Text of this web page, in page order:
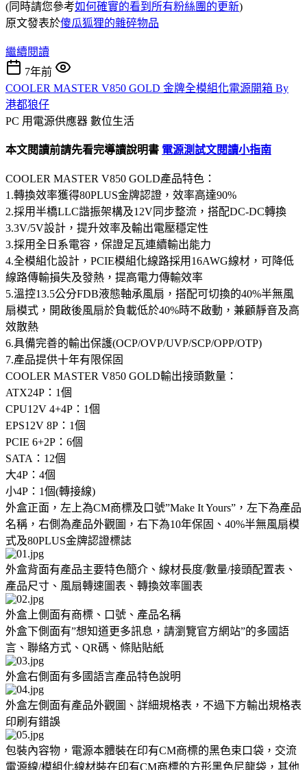
(同時請您參考如何確實的看到所有粉絲團的更新)
原文發表於傻瓜狐狸的雜碎物品
繼續閱讀
7年前
COOLER MASTER V850 GOLD 金牌全模組化電源開箱 By
港都狼仔
PC 用電源供應器 數位生活
本文閱讀前請先看完導讀說明書 電源測試文閱讀小指南
COOLER MASTER V850 GOLD產品特色：
1.轉換效率獲得80PLUS金牌認證，效率高達90%
2.採用半橋LLC諧振架構及12V同步整流，搭配DC-DC轉換
3.3V/5V設計，提升效率及輸出電壓穩定性
3.採用全日系電容，保證足瓦連續輸出能力
4.全模組化設計，PCIE模組化線路採用16AWG線材，可降低
線路傳輸損失及發熱，提高電力傳輸效率
5.溫控13.5公分FDB液態軸承風扇，搭配可切換的40%半無風
扇模式，開啟後風扇於負載低於40%時不啟動，兼顧靜音及高
效散熱
6.具備完善的輸出保護(OCP/OVP/UVP/SCP/OPP/OTP)
7.產品提供十年有限保固
COOLER MASTER V850 GOLD輸出接頭數量：
ATX24P：1個
CPU12V 4+4P：1個
EPS12V 8P：1個
PCIE 6+2P：6個
SATA：12個
大4P：4個
小4P：1個(轉接線)
外盒正面，左上為CM商標及口號”Make It Yours”，左下為產品
名稱，右側為產品外觀圖，右下為10年保固、40%半無風扇模
式及80PLUS金牌認證標誌
外盒背面有產品主要特色簡介、線材長度/數量/接頭配置表、
產品尺寸、風扇轉速圖表、轉換效率圖表
外盒上側面有商標、口號、產品名稱
外盒下側面有”想知道更多訊息，請瀏覽官方網站”的多國語
言、聯絡方式、QR碼、條貼貼紙
外盒右側面有多國語言產品特色說明
外盒左側面有產品外觀圖、詳細規格表，不過下方輸出規格表
印刷有錯誤
包裝內容物，電源本體裝在印有CM商標的黑色束口袋，交流
電源線/模組化線材裝在印有CM商標的方形黑色尼龍袋，其他